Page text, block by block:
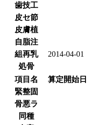
歯技工
皮セ節
皮膚植
自脂注
組再乳
2014-04-01
処骨
項目名
算定開始日
緊整固
骨悪ラ
同種